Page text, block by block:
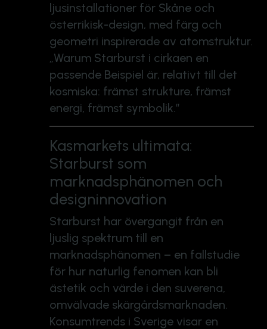
ljusinstallationer för Skåne och
österrikisk-design, med färg och
geometri inspirerade av atomstruktur.
„Warum Starburst i cirkaen en
passende Beispiel är, relativt till det
kosmiska: främst strukture, främst
energi, främst symbolik.”
Kasmarkets ultimata:
Starburst som
marknadsphänomen och
designinnovation
Starburst har övergangit från en
ljuslig spektrum till en
marknadsphänomen – en fallstudie
för hur naturlig fenomen kan bli
ästetik och värde i den suverena,
omvälvade skärgårdsmarknaden.
Konsumtrends i Sverige visar en